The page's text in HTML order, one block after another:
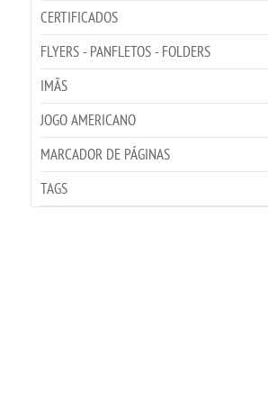
CERTIFICADOS
FLYERS - PANFLETOS - FOLDERS
IMÃS
JOGO AMERICANO
MARCADOR DE PÁGINAS
TAGS